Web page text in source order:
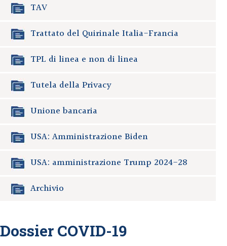
TAV
Trattato del Quirinale Italia-Francia
TPL di linea e non di linea
Tutela della Privacy
Unione bancaria
USA: Amministrazione Biden
USA: amministrazione Trump 2024-28
Archivio
Dossier COVID-19